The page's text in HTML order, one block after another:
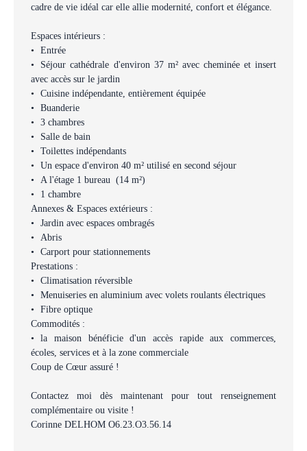
cadre de vie idéal car elle allie modernité, confort et élégance.
Espaces intérieurs :
Entrée
Séjour cathédrale d'environ 37 m² avec cheminée et insert
avec accès sur le jardin
Cuisine indépendante, entièrement équipée
Buanderie
3 chambres
Salle de bain
Toilettes indépendants
Un espace d'environ 40 m² utilisé en second séjour
A l'étage 1 bureau (14 m²)
1 chambre
Annexes & Espaces extérieurs :
Jardin avec espaces ombragés
Abris
Carport pour stationnements
Prestations :
Climatisation réversible
Menuiseries en aluminium avec volets roulants électriques
Fibre optique
Commodités :
la maison bénéficie d'un accès rapide aux commerces,
écoles, services et à la zone commerciale
Coup de Cœur assuré !
Contactez moi dès maintenant pour tout renseignement
complémentaire ou visite !
Corinne DELHOM O6.23.O3.56.14